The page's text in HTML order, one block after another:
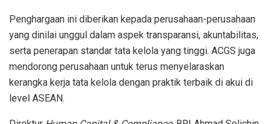
Penghargaan ini diberikan kepada perusahaan-perusahaan
yang dinilai unggul dalam aspek transparansi, akuntabilitas,
serta penerapan standar tata kelola yang tinggi. ACGS juga
mendorong perusahaan untuk terus menyelaraskan
kerangka kerja tata kelola dengan praktik terbaik di akui di
level ASEAN.